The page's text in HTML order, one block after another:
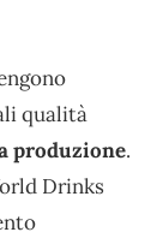
qualità
produzione.
Drinks